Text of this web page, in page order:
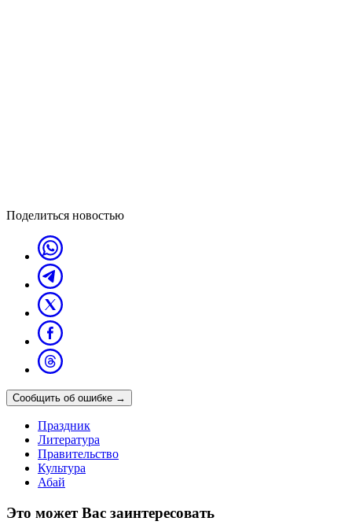
Поделиться новостью
Сообщить об ошибке →
Праздник
Литература
Правительство
Культура
Абай
Это может Вас заинтересовать